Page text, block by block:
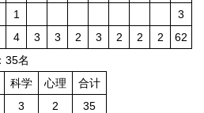
1
3
4 3 3 2 3 2 2 2
62
35名
科学 心理
合计
3 2
35